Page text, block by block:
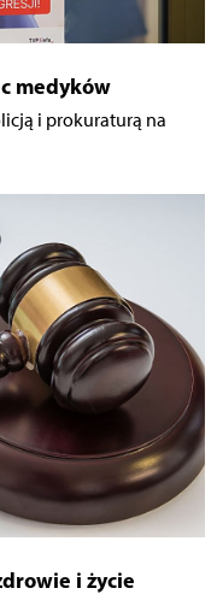
medyków
i prokuraturą na
i życie